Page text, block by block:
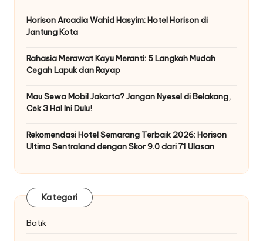
Horison Arcadia Wahid Hasyim: Hotel Horison di
Jantung Kota
Rahasia Merawat Kayu Meranti: 5 Langkah Mudah
Cegah Lapuk dan Rayap
Mau Sewa Mobil Jakarta? Jangan Nyesel di Belakang,
Cek 3 Hal Ini Dulu!
Rekomendasi Hotel Semarang Terbaik 2026: Horison
Ultima Sentraland dengan Skor 9.0 dari 71 Ulasan
Kategori
Batik